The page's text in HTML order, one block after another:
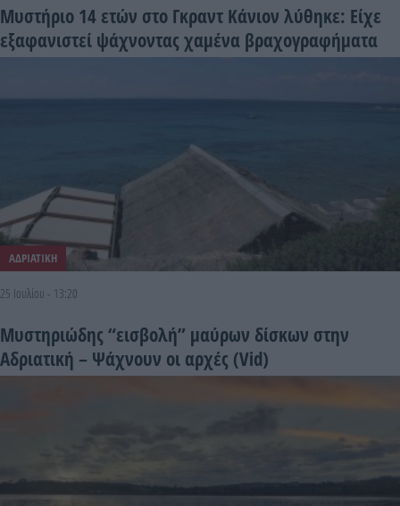
Μυστήριο 14 ετών στο Γκραντ Κάνιον λύθηκε: Είχε
εξαφανιστεί ψάχνοντας χαμένα βραχογραφήματα
ΑΔΡΙΑΤΙΚΗ
25 Ιουλίου - 13:20
Μυστηριώδης “εισβολή” μαύρων δίσκων στην
Αδριατική – Ψάχνουν οι αρχές (Vid)